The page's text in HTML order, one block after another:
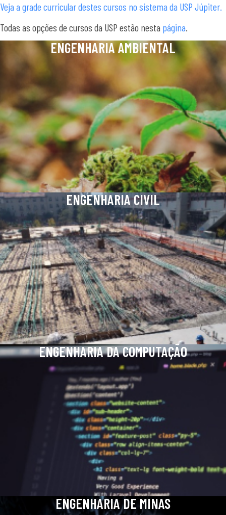
Veja a grade curricular destes cursos no sistema da USP Júpiter.
Todas as opções de cursos da USP estão nesta página.
ENGENHARIA AMBIENTAL
ENGENHARIA CIVIL
ENGENHARIA DA COMPUTAÇÃO
ENGENHARIA DE MINAS